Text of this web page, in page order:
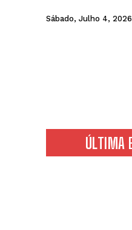
Sábado, Julho 4, 2026
ÚLTIMA